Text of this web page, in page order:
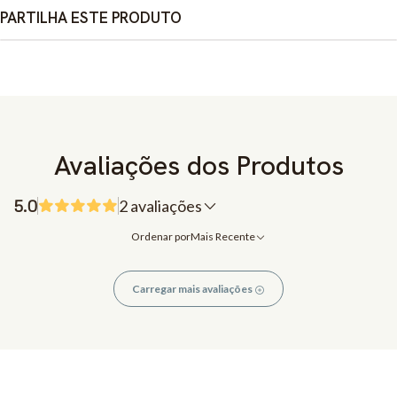
PARTILHA ESTE PRODUTO
Avaliações dos Produtos
5.0 2 avaliações
Ordenar porMais Recente
Carregar mais avaliações